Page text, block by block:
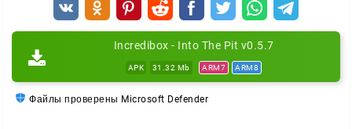
яркая цветовая палитра: синий, магента и
оранжевый.
Incredibox - Into The Pit v0.5.7
APK 31.32 Mb ARM7 ARM8
Файлы проверены Microsoft Defender